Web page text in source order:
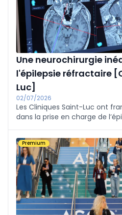
Une neurochirurgie
l'épilepsie réfractaire
Luc]
02/07/2026
Les Cliniques Saint-Luc ont
dans la prise en charge de
intervention de neurochirurgie
Premium